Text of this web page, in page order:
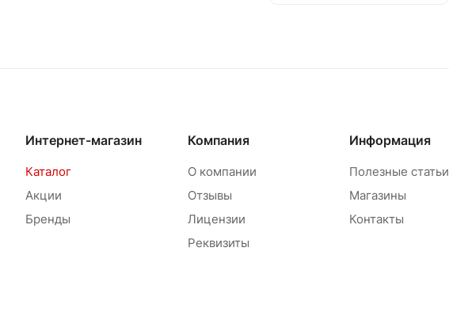
Интернет-магазин
Каталог
Акции
Бренды
Компания
О компании
Отзывы
Лицензии
Реквизиты
Информация
Полезные статьи
Магазины
Контакты